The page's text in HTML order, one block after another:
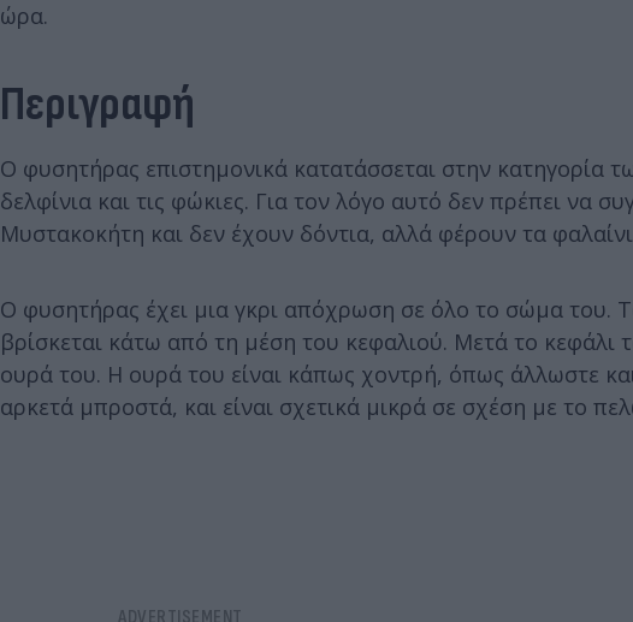
ώρα.
Περιγραφή
Ο φυσητήρας επιστημονικά κατατάσσεται στην κατηγορία
δελφίνια και τις φώκιες. Για τον λόγο αυτό δεν πρέπει να
Μυστακοκήτη και δεν έχουν δόντια, αλλά φέρουν τα
Ο φυσητήρας έχει μια γκρι απόχρωση σε όλο το σώμα του.
βρίσκεται κάτω από τη μέση του κεφαλιού. Μετά το κεφάλι
ουρά του. Η ουρά του είναι κάπως χοντρή, όπως άλλωστε
αρκετά μπροστά, και είναι σχετικά μικρά σε σχέση με το